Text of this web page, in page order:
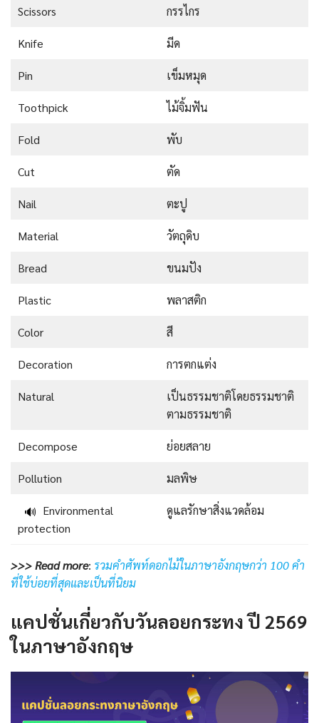
Scissors กรรไกร
Knife มีด
Pin เข็มหมุด
Toothpick ไม้จิ้มฟัน
Fold พับ
Cut ตัด
Nail ตะปู
Material วัตถุดิบ
Bread ขนมปัง
Plastic พลาสติก
Color สี
Decoration การตกแต่ง
Natural
เป็นธรรมชาติโดยธรรมชาติ
ตามธรรมชาติ
Decompose ย่อยสลาย
Pollution มลพิษ
🔊 Environmental
protection
ดูแลรักษาสิ่งแวดล้อม
>>> Read more: รวมคำศัพท์ดอกไม้ในภาษาอังกฤษกว่า 100 คำ
ที่ใช้บ่อยที่สุดและเป็นที่นิยม
แคปชั่นเกี่ยวกับวันลอยกระทง ปี 2569
ในภาษาอังกฤษ